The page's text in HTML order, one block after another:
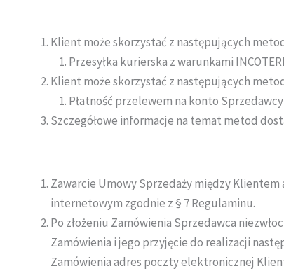
Klient może skorzystać z następujących
Przesyłka kurierska z warunkami
Klient może skorzystać z następujących
Płatność przelewem na konto Sprzedawcy
Szczegółowe informacje na temat metod
Zawarcie Umowy Sprzedaży między
internetowym zgodnie z § 7 Regulaminu.
Po złożeniu Zamówienia Sprzedawca
Zamówienia i jego przyjęcie do realizacji
Zamówienia adres poczty elektronicznej